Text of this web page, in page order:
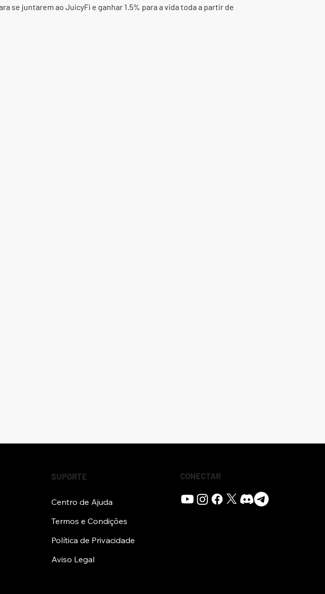
se juntarem ao JuicyFi e ganhar 1.5% para a vida toda a partir de
SUPORTE
Centro de Ajuda
Termos e Condições
Política de Privacidade
Aviso Legal
CONECTAR